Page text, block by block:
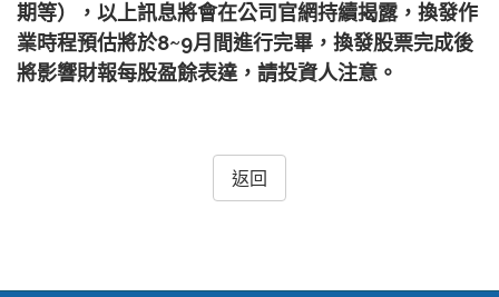
期等），以上訊息將會在公司官網持續揭露，換發作
業時程預估將於8~9月間進行完畢，換發股票完成後
將影響財報每股盈餘表達，請投資人注意。
返回